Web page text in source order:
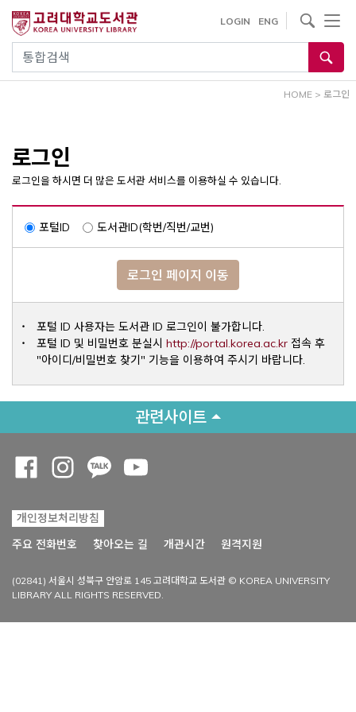
건
통합검색
LOGIN ENG
사이트내 검색
HOME > 로그인
로그인
로그인을 하시면 더 많은 도서관 서비스를 이용하실 수 있습니다.
포털ID 도서관ID(학번/직번/교번)
로그인 페이지 이동
포털 ID 사용자는 도서관 ID 로그인이 불가합니다.
포털 ID 및 비밀번호 분실시 http://portal.korea.ac.krOpens a
접속 후
"아이디/비밀번호 찾기" 기능을 이용하여 주시기 바랍니다.
관련사이트
개인정보처리방침
주요 전화번호
찾아오는 길 개관시간 원격지원
(02841) 서울시 성북구 안암로 145 고려대학교 도서관 © KOREA UNIVERSITY
LIBRARY ALL RIGHTS RESERVED.
Opens a new window
Opens a new window
Opens a new window